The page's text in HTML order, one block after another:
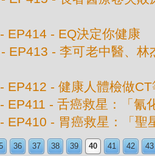
EP414 - EQ決定你健康
- EP413 - 李可老中醫、
- EP412 - 健康人體檢做
- EP411 - 舌癌救星：「氰
- EP410 - 胃癌救星：「聖
36 37 38 39 40 41 42 43